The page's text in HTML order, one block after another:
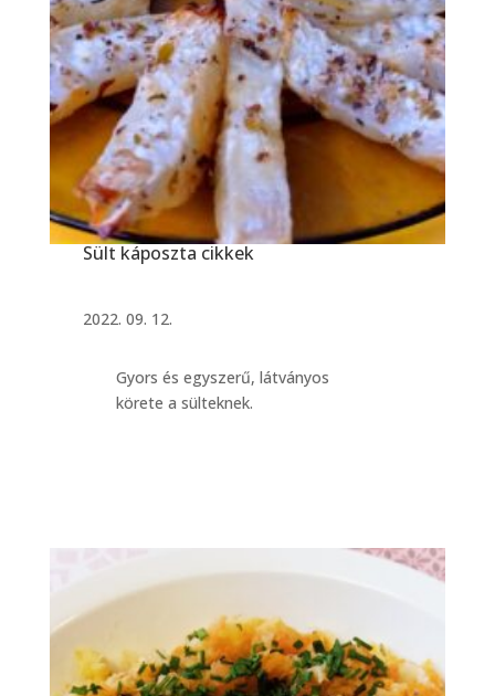
Sült káposzta cikkek
2022. 09. 12.
Gyors és egyszerű, látványos
körete a sülteknek.